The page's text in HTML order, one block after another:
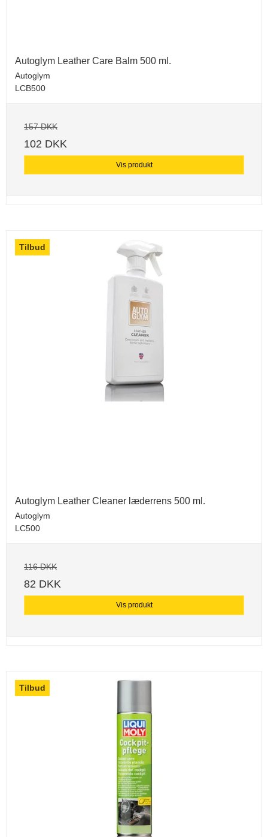
Autoglym Leather Care Balm 500 ml.
Autoglym
LCB500
157 DKK
102 DKK
Vis produkt
Tilbud
Autoglym Leather Cleaner læderrens 500 ml.
Autoglym
LC500
116 DKK
82 DKK
Vis produkt
Tilbud